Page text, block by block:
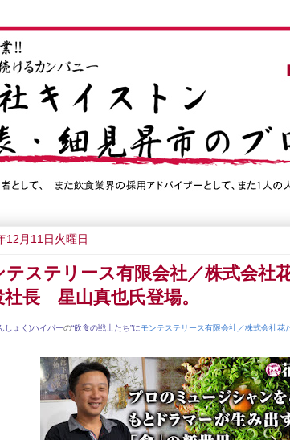
12月11日火曜日
テステリース有限会社／株式会
社長 星山真也氏登場。
しょく)ハイパーの“飲食の戦士たち”にモンテステリース有限会社／株式会社